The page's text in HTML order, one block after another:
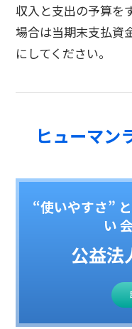
収入と支出の予算を
場合は当期末支払資
にしてください。
ヒューマン
“使いやすさ”
い
公益法